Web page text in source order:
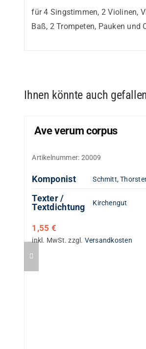
für 4 Singstimmen, 2 Violinen,
Baß, 2 Trompeten, Pauken und
Ihnen könnte auch
Ave verum corpus
Artikelnummer: 20009
Komponist Schmitt,
Texter /
Textdichtung
Kirchengut
1,55 €
inkl. MwSt. zzgl. Versandkosten